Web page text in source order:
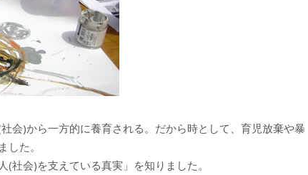
会)から一方的に養育される。だから時として、育児放棄や暴
た。
社会)を支えている真実」を知りました。